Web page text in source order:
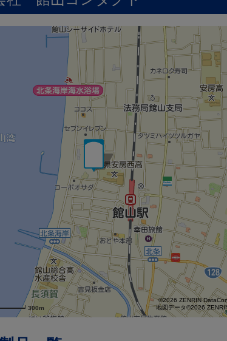
300m
©2026 ZENRIN
地図データ©2026